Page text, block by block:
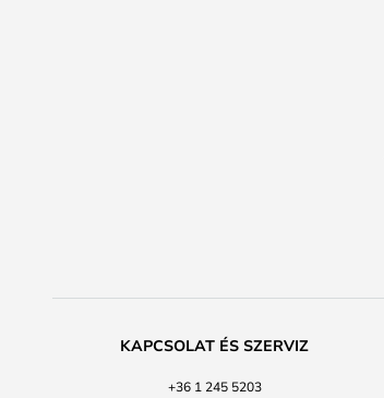
KAPCSOLAT ÉS SZERVIZ
+36 1 245 5203